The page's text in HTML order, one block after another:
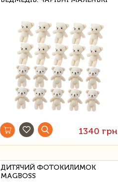
1340 грн
ДИТЯЧИЙ ФОТОКИЛИМОК
MAGBOSS